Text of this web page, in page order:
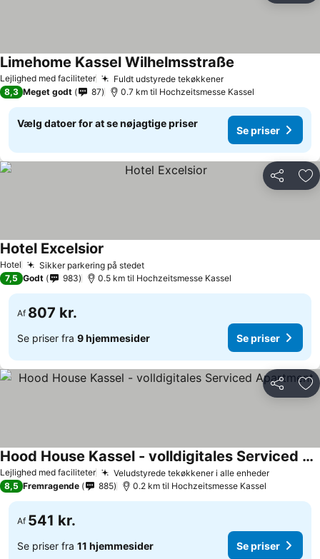
Lejlighed med faciliteter Fuldt udstyrede tekøkkener
Limehome Kassel Wilhelmsstraße
8,3 Meget godt 87 0.7 km til Hochzeitsmesse Kassel
Vælg datoer for at se nøjagtige priser
Se priser
Del
Hotel Sikker parkering på stedet
Hotel Excelsior
7,5 Godt 983 0.5 km til Hochzeitsmesse Kassel
Af 807 kr.
Se priser fra 9 hjemmesider Se priser
Del
Lejlighed med faciliteter Veludstyrede tekøkkener i alle enheder
Hood House Kassel - volldigitales Serviced Apartment
8,5 Fremragende 885 0.2 km til Hochzeitsmesse Kassel
Af 541 kr.
Se priser fra 11 hjemmesider Se priser